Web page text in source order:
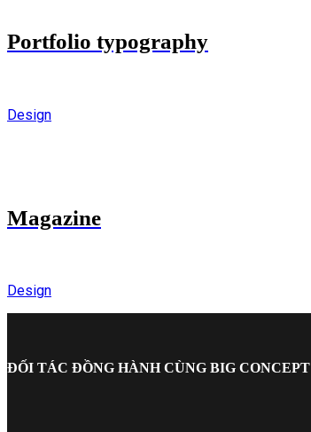
Portfolio typography
Design
Magazine
Design
ĐỐI TÁC ĐỒNG HÀNH CÙNG BIG CONCEPT